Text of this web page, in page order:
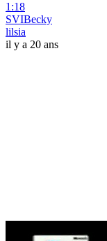
1:18
SVIBecky
lilsia
il y a 20 ans